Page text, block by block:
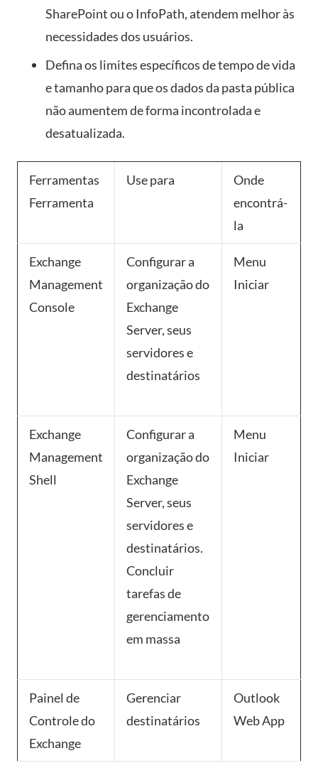
SharePoint ou o InfoPath, atendem melhor às
necessidades dos usuários.
Defina os limites específicos de tempo de vida
e tamanho para que os dados da pasta pública
não aumentem de forma incontrolada e
desatualizada.
Ferramentas
Ferramenta
Use para
Onde
encontrá-
la
Exchange
Management
Console
Configurar a
organização do
Exchange
Server, seus
servidores e
destinatários
Menu
Iniciar
Exchange
Management
Shell
Configurar a
organização do
Exchange
Server, seus
servidores e
destinatários.
Concluir
tarefas de
gerenciamento
em massa
Menu
Iniciar
Painel de
Controle do
Exchange
Gerenciar
destinatários
Outlook
Web App